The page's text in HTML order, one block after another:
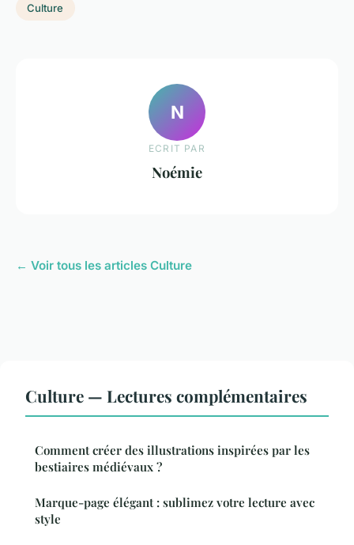
Culture
N
ECRIT PAR
Noémie
← Voir tous les articles Culture
Culture — Lectures complémentaires
Comment créer des illustrations inspirées par les
bestiaires médiévaux ?
Marque-page élégant : sublimez votre lecture avec
style